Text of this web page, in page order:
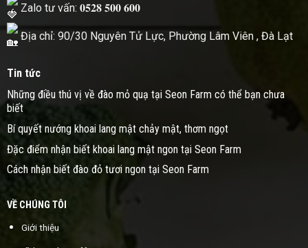
Zalo tư vấn: 𝟎𝟓𝟐𝟖 𝟓𝟎𝟎 𝟔𝟎𝟎
Địa chỉ: 90/30 Nguyên Tử Lực, Phường Lâm Viên , Đà Lạt
Tin tức
Những điều thú vị về đào mỏ quạ tại Seon Farm có thể bạn chưa
biết
Bí quyết nướng khoai lang mật chảy mật, thơm ngọt
Đặc điểm nhận biết khoai lang mật ngon tại Seon Farm
Cách nhận biết đào đỏ tươi ngon tại Seon Farm
VỀ CHÚNG TÔI
Giới thiệu